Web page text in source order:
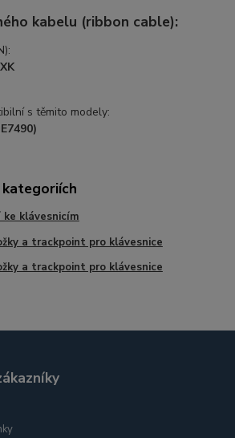
kabelu (ribbon cable):
s těmito modely:
klávesnicím
a trackpoint pro klávesnice
a trackpoint pro klávesnice